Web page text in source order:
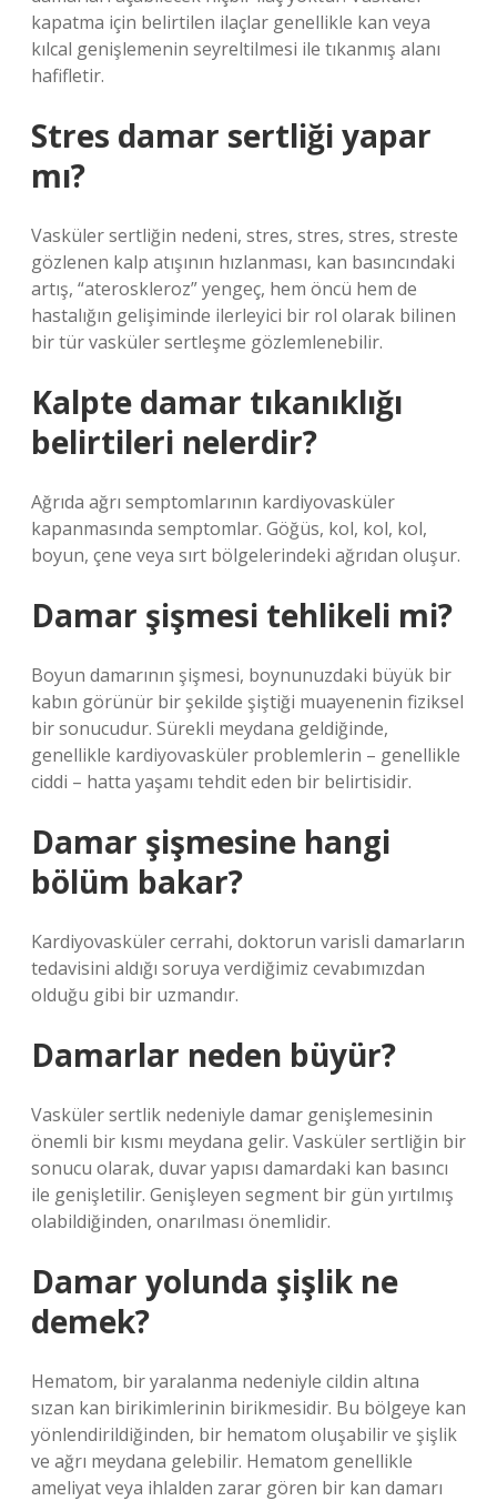
kapatma için belirtilen ilaçlar genellikle kan veya
kılcal genişlemenin seyreltilmesi ile tıkanmış alanı
hafifletir.
Stres damar sertliği yapar
mı?
Vasküler sertliğin nedeni, stres, stres, stres, streste
gözlenen kalp atışının hızlanması, kan basıncındaki
artış, “ateroskleroz” yengeç, hem öncü hem de
hastalığın gelişiminde ilerleyici bir rol olarak bilinen
bir tür vasküler sertleşme gözlemlenebilir.
Kalpte damar tıkanıklığı
belirtileri nelerdir?
Ağrıda ağrı semptomlarının kardiyovasküler
kapanmasında semptomlar. Göğüs, kol, kol, kol,
boyun, çene veya sırt bölgelerindeki ağrıdan oluşur.
Damar şişmesi tehlikeli mi?
Boyun damarının şişmesi, boynunuzdaki büyük bir
kabın görünür bir şekilde şiştiği muayenenin fiziksel
bir sonucudur. Sürekli meydana geldiğinde,
genellikle kardiyovasküler problemlerin – genellikle
ciddi – hatta yaşamı tehdit eden bir belirtisidir.
Damar şişmesine hangi
bölüm bakar?
Kardiyovasküler cerrahi, doktorun varisli damarların
tedavisini aldığı soruya verdiğimiz cevabımızdan
olduğu gibi bir uzmandır.
Damarlar neden büyür?
Vasküler sertlik nedeniyle damar genişlemesinin
önemli bir kısmı meydana gelir. Vasküler sertliğin bir
sonucu olarak, duvar yapısı damardaki kan basıncı
ile genişletilir. Genişleyen segment bir gün yırtılmış
olabildiğinden, onarılması önemlidir.
Damar yolunda şişlik ne
demek?
Hematom, bir yaralanma nedeniyle cildin altına
sızan kan birikimlerinin birikmesidir. Bu bölgeye kan
yönlendirildiğinden, bir hematom oluşabilir ve şişlik
ve ağrı meydana gelebilir. Hematom genellikle
ameliyat veya ihlalden zarar gören bir kan damarı